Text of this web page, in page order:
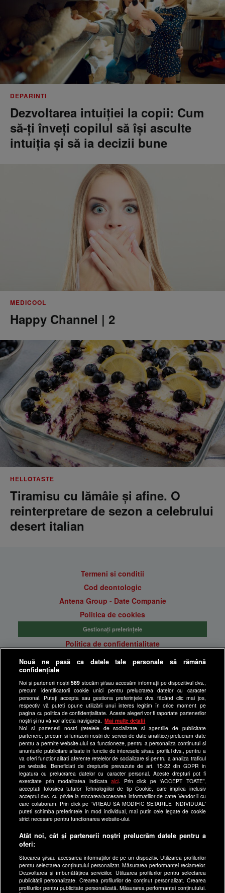
DEPARINTI
Dezvoltarea intuiției la copii: Cum
să-ți înveți copilul să își asculte
intuiția și să ia decizii bune
MEDICOOL
Happy Channel | 2
HELLOTASTE
Tiramisu cu lămâie și afine. O
reinterpretare de sezon a celebrului
desert italian
Termeni si conditii
Cod deontologic
Antena Group - Date Companie
Politica de cookies
Gestionați preferințele
Politica de confidentialitate
Anunturi gratuite pe Lajumate.ro
Program Happy Channel
Echipa editorială
Site-uri Antena Group
a1.ro
antenastars.ro
as.ro
catine.ro
chefi.ro
deparinti.ro
medicool.ro
spynews.ro
useit.ro
retetefeldefel.ro
zutv.ro
Nouă ne pasă ca datele tale personale să rămână
confidențiale
Noi și partenerii noștri589 stocăm și/sau accesăm informații pe dispozitivul dvs.,
precum identificatorii cookie unici pentru prelucrarea datelor cu caracter
personal. Puteți accepta sau gestiona preferințele dvs. făcând clic mai jos,
respectiv vă puteți opune utilizării unui interes legitim în orice moment pe
pagina cu politica de confidențialitate. Aceste alegeri vor fi raportate partenerilor
noștri și nu vă vor afecta navigarea.
Mai multe detalii
Noi si partenerii nostri (retelele de socializare si agentiile de publicitate
partenere, precum si furnizorii nostri de servicii de date analitice) prelucram date
pentru a permite website-ului sa functioneze, pentru a personaliza continutul si
anunturile publicitare afisate in functie de interesele si/sau profilul dvs., pentru a
va oferi functionalitati aferente retelelor de socializare si pentru a analiza traficul
pe website. Beneficiati de drepturile prevazute de art. 15-22 din GDPR in
legatura cu prelucrarea datelor cu caracter personal. Aceste drepturi pot fi
exercitate prin modalitatea indicataaici . Prin click pe “ACCEPT TOATE”,
acceptati folosirea tuturor Tehnologiilor de tip Cookie, care implica inclusiv
acceptul dvs. cu privire la stocarea/accesarea informatiilor de catre Vendor-ii cu
care colaboram. Prin click pe “VREAU SA MODIFIC SETARILE INDIVIDUAL”
puteti schimba preferintele in mod individual, mai putin cele legate de cookie
strict necesare pentru functionarea website-ului.
Atât noi, cât și partenerii noștri prelucrăm datele pentru a
oferi:
Stocarea și/sau accesarea informațiilor de pe un dispozitiv. Utilizarea profilurilor
pentru selectarea conținutului personalizat. Măsurarea performanței reclamelor.
Dezvoltarea și îmbunătățirea serviciilor. Utilizarea profilurilor pentru selectarea
publicității personalizate. Crearea profilurilor de conținut personalizat. Crearea
profilurilor pentru publicitate personalizată. Măsurarea performanței conținutului.